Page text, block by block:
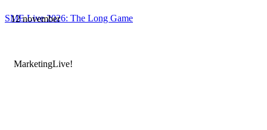
SME Live 2026: The Long Game
12 november
MarketingLive!